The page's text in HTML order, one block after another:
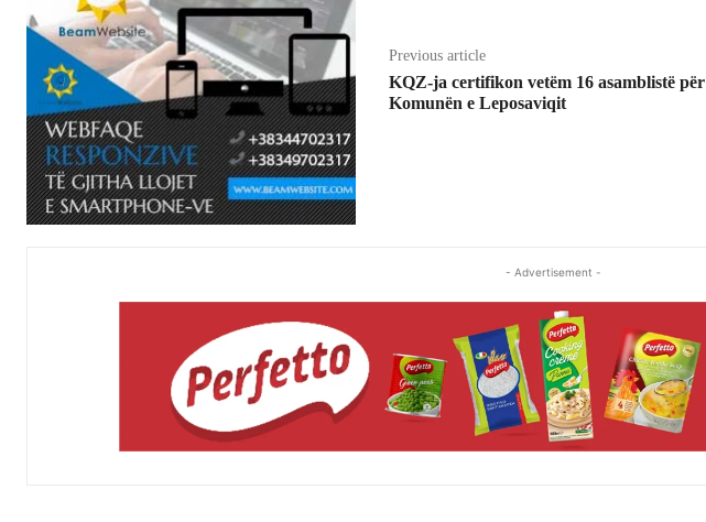
Previous article
KQZ-ja certifikon vetëm 16 asamblistë për
Komunën e Leposaviqit
- Advertisement -